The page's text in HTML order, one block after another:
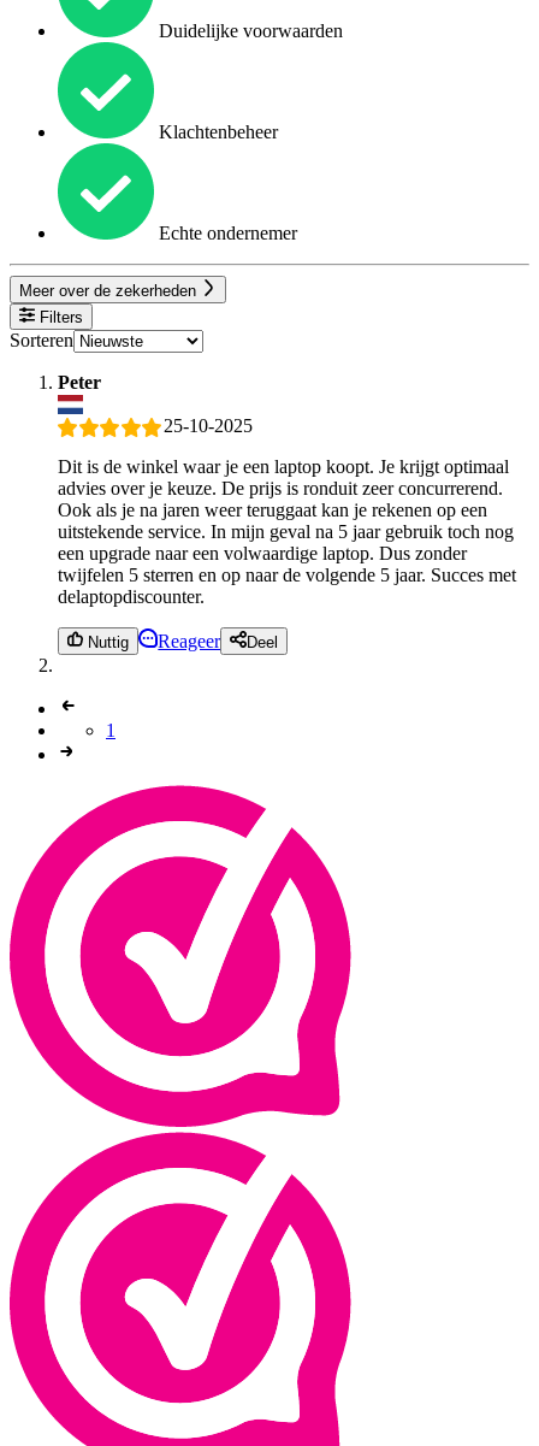
Duidelijke voorwaarden
Klachtenbeheer
Echte ondernemer
Meer over de zekerheden
Filters
Sorteren
Peter
25-10-2025
Dit is de winkel waar je een laptop koopt. Je krijgt optimaal
advies over je keuze. De prijs is ronduit zeer concurrerend.
Ook als je na jaren weer teruggaat kan je rekenen op een
uitstekende service. In mijn geval na 5 jaar gebruik toch nog
een upgrade naar een volwaardige laptop. Dus zonder
twijfelen 5 sterren en op naar de volgende 5 jaar. Succes met
delaptopdiscounter.
Nuttig Reageer Deel
1